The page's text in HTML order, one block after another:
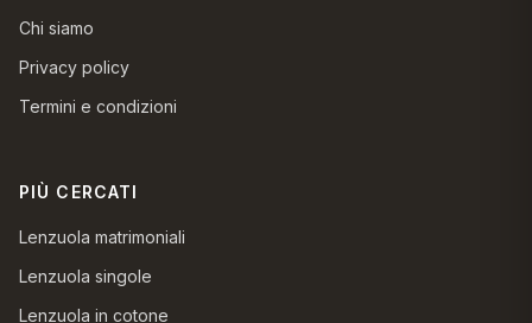
Chi siamo
Privacy policy
Termini e condizioni
PIÙ CERCATI
Lenzuola matrimoniali
Lenzuola singole
Lenzuola in cotone